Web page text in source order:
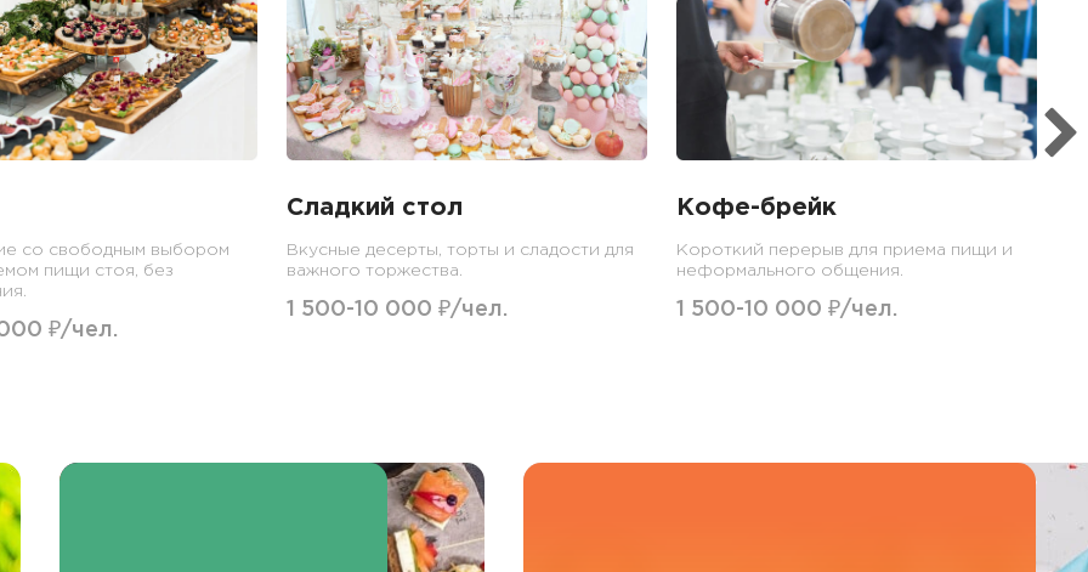
со свободным выбором
пищи стоя, без
₽/чел.
Сладкий стол
Вкусные десерты, торты и сладости для
важного торжества.
1 500-10 000 ₽/чел.
Кофе-брейк
Короткий перерыв для приема пищи и
неформального общения.
1 500-10 000 ₽/чел.